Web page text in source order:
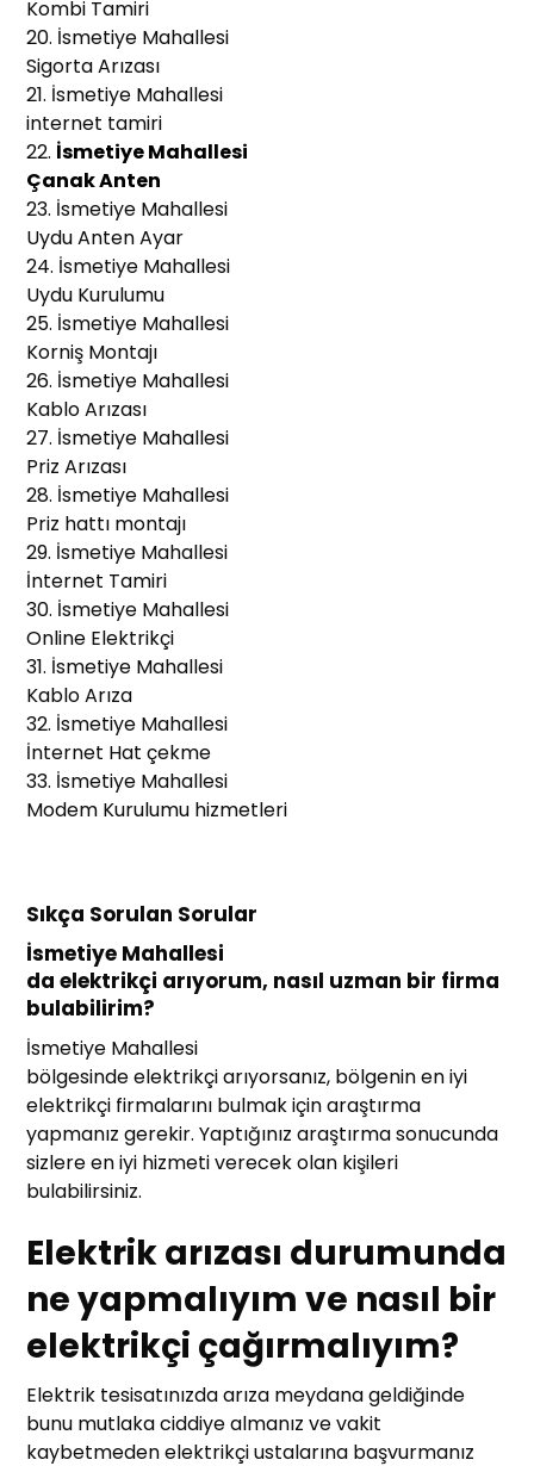
Kombi Tamiri
20. İsmetiye Mahallesi
Sigorta Arızası
21. İsmetiye Mahallesi
internet tamiri
22. İsmetiye Mahallesi
Çanak Anten
23. İsmetiye Mahallesi
Uydu Anten Ayar
24. İsmetiye Mahallesi
Uydu Kurulumu
25. İsmetiye Mahallesi
Korniş Montajı
26. İsmetiye Mahallesi
Kablo Arızası
27. İsmetiye Mahallesi
Priz Arızası
28. İsmetiye Mahallesi
Priz hattı montajı
29. İsmetiye Mahallesi
İnternet Tamiri
30. İsmetiye Mahallesi
Online Elektrikçi
31. İsmetiye Mahallesi
Kablo Arıza
32. İsmetiye Mahallesi
İnternet Hat çekme
33. İsmetiye Mahallesi
Modem Kurulumu hizmetleri
Sıkça Sorulan Sorular
İsmetiye Mahallesi
da elektrikçi arıyorum, nasıl uzman bir firma
bulabilirim?
İsmetiye Mahallesi
bölgesinde elektrikçi arıyorsanız, bölgenin en iyi
elektrikçi firmalarını bulmak için araştırma
yapmanız gerekir. Yaptığınız araştırma sonucunda
sizlere en iyi hizmeti verecek olan kişileri
bulabilirsiniz.
Elektrik arızası durumunda
ne yapmalıyım ve nasıl bir
elektrikçi çağırmalıyım?
Elektrik tesisatınızda arıza meydana geldiğinde
bunu mutlaka ciddiye almanız ve vakit
kaybetmeden elektrikçi ustalarına başvurmanız